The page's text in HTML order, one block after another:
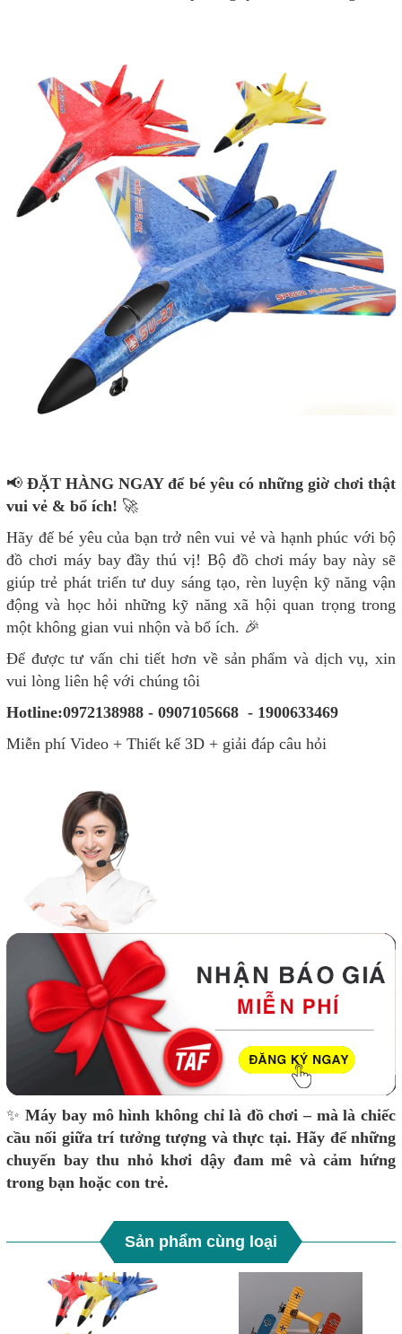
📢ĐẶT HÀNG NGAY để bé yêu có những giờ chơi thật
vui vẻ & bổ ích! 🚀
Hãy để bé yêu của bạn trở nên vui vẻ và hạnh phúc với bộ
đồ chơi máy bay đầy thú vị! Bộ đồ chơi máy bay này sẽ
giúp trẻ phát triển tư duy sáng tạo, rèn luyện kỹ năng vận
động và học hỏi những kỹ năng xã hội quan trọng trong
một không gian vui nhộn và bổ ích. 🎉
Để được tư vấn chi tiết hơn về sản phẩm và dịch vụ, xin
vui lòng liên hệ với chúng tôi
Hotline:0972138988 - 0907105668 - 1900633469
Miễn phí Video + Thiết kế 3D + giải đáp câu hỏi
✨Máy bay mô hình không chỉ là đồ chơi – mà là chiếc
cầu nối giữa trí tưởng tượng và thực tại. Hãy để những
chuyến bay thu nhỏ khơi dậy đam mê và cảm hứng
trong bạn hoặc con trẻ.
Sản phẩm cùng loại